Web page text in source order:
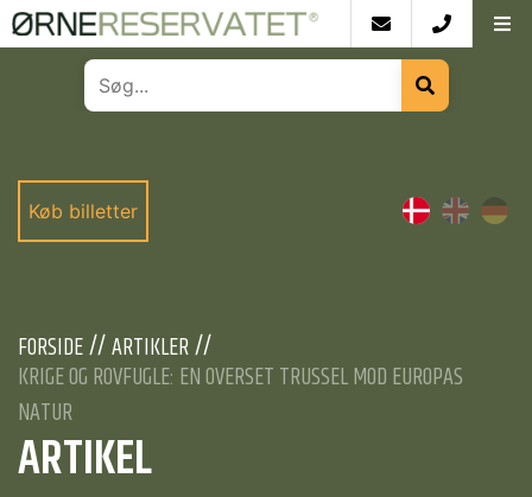
Køb billetter
FORSIDE
ARTIKLER
KRIGE OG ROVFUGLE: EN OVERSET TRUSSEL MOD EUROPAS
NATUR
ARTIKEL